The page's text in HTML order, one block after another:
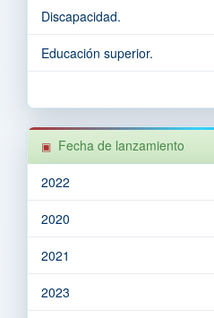
Discapacidad.
Educación superior.
Fecha de lanzamiento
2022
2020
2021
2023